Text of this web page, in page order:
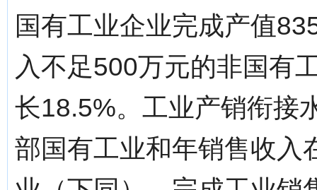
国有工业企业完成产值
入不足500万元的非国有
长18.5%。工业产销衔接
部国有工业和年销售收入